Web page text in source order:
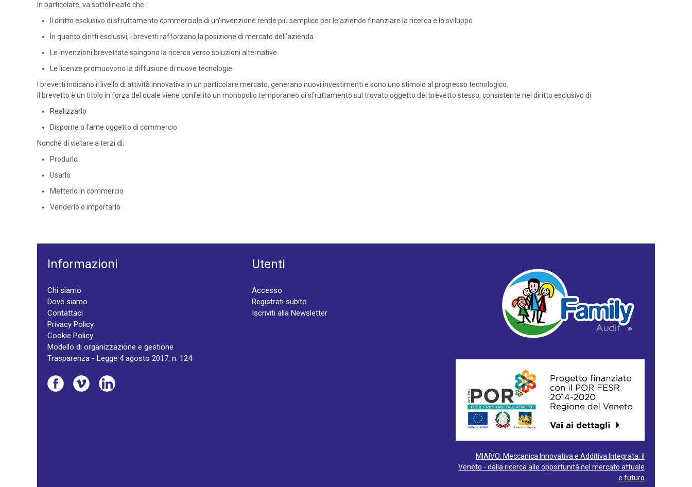
In particolare, va sottolineato che:
Il diritto esclusivo di sfruttamento commerciale di un'invenzione rende più semplice per le aziende finanziare la ricerca e lo sviluppo
In quanto diritti esclusivi, i brevetti rafforzano la posizione di mercato dell'azienda
Le invenzioni brevettate spingono la ricerca verso soluzioni alternative
Le licenze promuovono la diffusione di nuove tecnologie.
I brevetti indicano il livello di attività innovativa in un particolare mercato, generano nuovi investimenti e sono uno stimolo al progresso tecnologico.
Il brevetto è un titolo in forza del quale viene conferito un monopolio temporaneo di sfruttamento sul trovato oggetto del brevetto stesso, consistente nel diritto esclusivo di:
Realizzarlo
Disporne o farne oggetto di commercio
Nonché di vietare a terzi di:
Produrlo
Usarlo
Metterlo in commercio
Venderlo o importarlo
Informazioni
Chi siamo
Dove siamo
Contattaci
Privacy Policy
Cookie Policy
Modello di organizzazione e gestione
Trasparenza - Legge 4 agosto 2017, n. 124
Utenti
Accesso
Registrati subito
Iscriviti alla Newsletter
MIAIVO: Meccanica Innovativa e Additiva Integrata: il
Veneto - dalla ricerca alle opportunità nel mercato attuale
e futuro